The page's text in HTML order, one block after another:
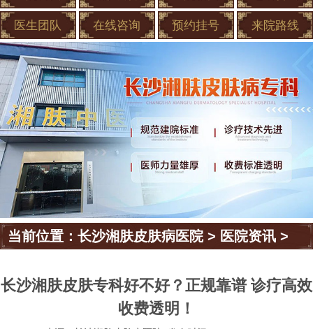
医生团队 在线咨询 预约挂号 来院路线
当前位置：长沙湘肤皮肤病医院> 医院资讯 >
长沙湘肤皮肤专科好不好？正规靠谱 诊疗高效
收费透明！